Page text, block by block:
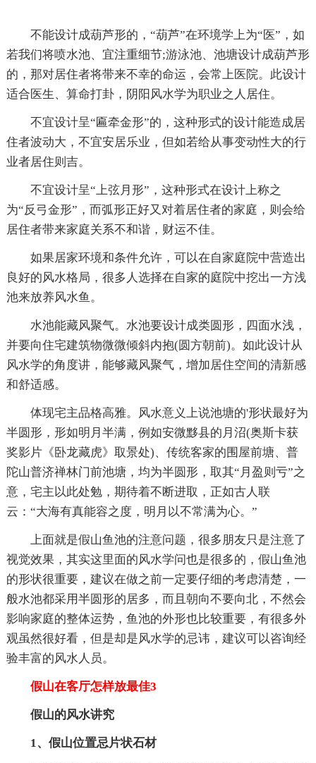
不能设计成葫芦形的，“葫芦”在环境学上为“医”，如
若我们将喷水池、宜注重细节;游泳池、池塘设计成葫芦形
的，那对居住者将带来不幸的命运，会常上医院。此设计
适合医生、算命打卦，阴阳风水学为职业之人居住。
不宜设计呈“匾牵金形”的，这种形式的设计能造成居
住者波动大，不宜安居乐业，但如若给从事变动性大的行
业者居住则吉。
不宜设计呈“上弦月形”，这种形式在设计上称之
为“反弓金形”，而弧形正好又对着居住者的家庭，则会给
居住者带来家庭关系不和谐，财运不佳。
如果居家环境和条件允许，可以在自家庭院中营造出
良好的风水格局，很多人选择在自家的庭院中挖出一方浅
池来放养风水鱼。
水池能藏风聚气。水池要设计成类圆形，四面水浅，
并要向住宅建筑物微微倾斜内抱(圆方朝前)。如此设计从
风水学的角度讲，能够藏风聚气，增加居住空间的清新感
和舒适感。
体现宅主品格高雅。风水意义上说池塘的'形状最好为
半圆形，形如明月半满，例如安微黟县的月沼(奥斯卡获
奖影片《卧龙藏虎》取景处)、传统客家的围屋前塘、普
陀山普济禅林门前池塘，均为半圆形，取其“月盈则亏”之
意，宅主以此处勉，期待着不断进取，正如古人联
云：“大海有真能容之度，明月以不常满为心。”
上面就是假山鱼池的注意问题，很多朋友只是注意了
视觉效果，其实这里面的风水学问也是很多的，假山鱼池
的形状很重要，建议在做之前一定要仔细的考虑清楚，一
般水池都采用半圆形的居多，而且朝向不要向北，不然会
影响家庭的整体运势，鱼池的外形也比较重要，有很多外
观虽然很好看，但是却是风水学的忌讳，建议可以咨询经
验丰富的风水人员。
假山在客厅怎样放最佳3
假山的风水讲究
1、假山位置忌片状石材